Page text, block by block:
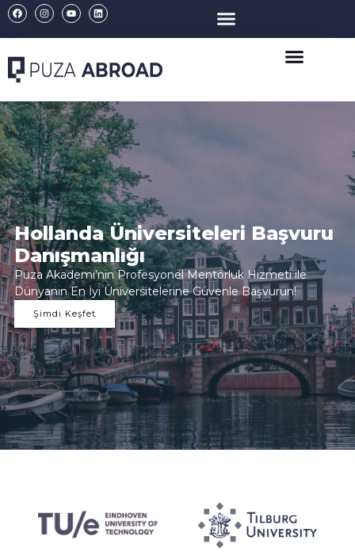
Hollanda Üniversiteleri Başvuru
Danışmanlığı
Puza Akademi’nin Profesyonel Mentörluk Hizmeti ile
Dünyanın En İyi Üniversitelerine Güvenle Başvurun!
Şimdi Keşfet